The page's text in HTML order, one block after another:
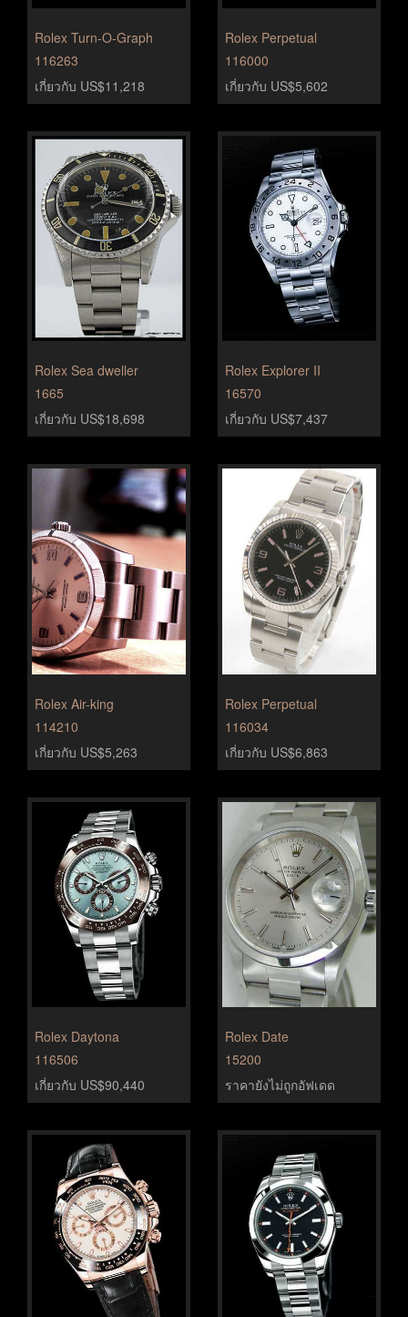
Rolex Turn-O-Graph
116263
เกี่ยวกับ US$11,218
Rolex Perpetual
116000
เกี่ยวกับ US$5,602
Rolex Sea dweller
1665
เกี่ยวกับ US$18,698
Rolex Explorer II
16570
เกี่ยวกับ US$7,437
Rolex Air-king
114210
เกี่ยวกับ US$5,263
Rolex Perpetual
116034
เกี่ยวกับ US$6,863
Rolex Daytona
116506
เกี่ยวกับ US$90,440
Rolex Date
15200
ราคายังไม่ถูกอัฟเดด